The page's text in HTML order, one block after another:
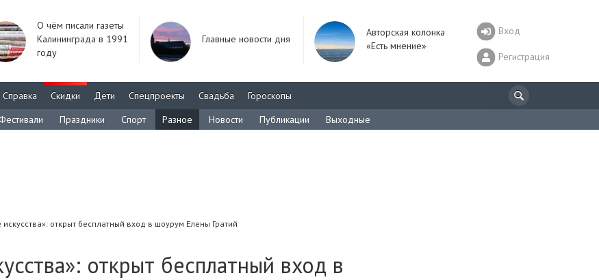
О чём писали газеты
Калининграда в 1991
году
Главные новости дня
Авторская колонка
«Есть мнение»
Вход
Регистрация
Справка Скидки Дети Спецпроекты Свадьба
Гороскопы
Праздники Спорт Разное Новости Публикации Выходные
открыт бесплатный вход в шоурум Елены Гратий
открыт бесплатный вход в